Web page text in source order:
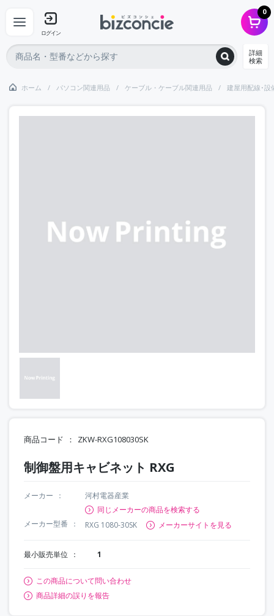
ログイン
0
詳細
検索
ホーム パソコン関連用品 ケーブル・ケーブル関連用品 建屋用配線･設
商品コード ZKW-RXG108030SK
制御盤用キャビネット RXG
メーカー
河村電器産業
同じメーカーの商品を検索する
メーカー型番
RXG 1080-30SK メーカーサイトを見る
最小販売単位 1
この商品について問い合わせ
商品詳細の誤りを報告